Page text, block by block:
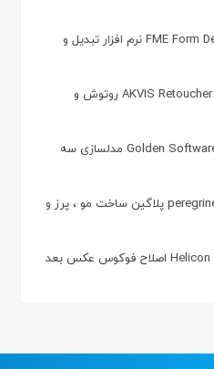
دانلود FME Form Desktop 2024.0.0 نرم افزار تبدیل و
دانلود AKVIS Retoucher 9.5.1286.17468 روتوش و
دانلود Golden Software Voxler 4.6.913 مدلسازی سه
دانلود peregrine labs yeti 5.1.6 پلاگین ساخت مو ، پرز و
دانلود Helicon Focus Pro 8.1.0 اصلاح فوکوس عکس بعد